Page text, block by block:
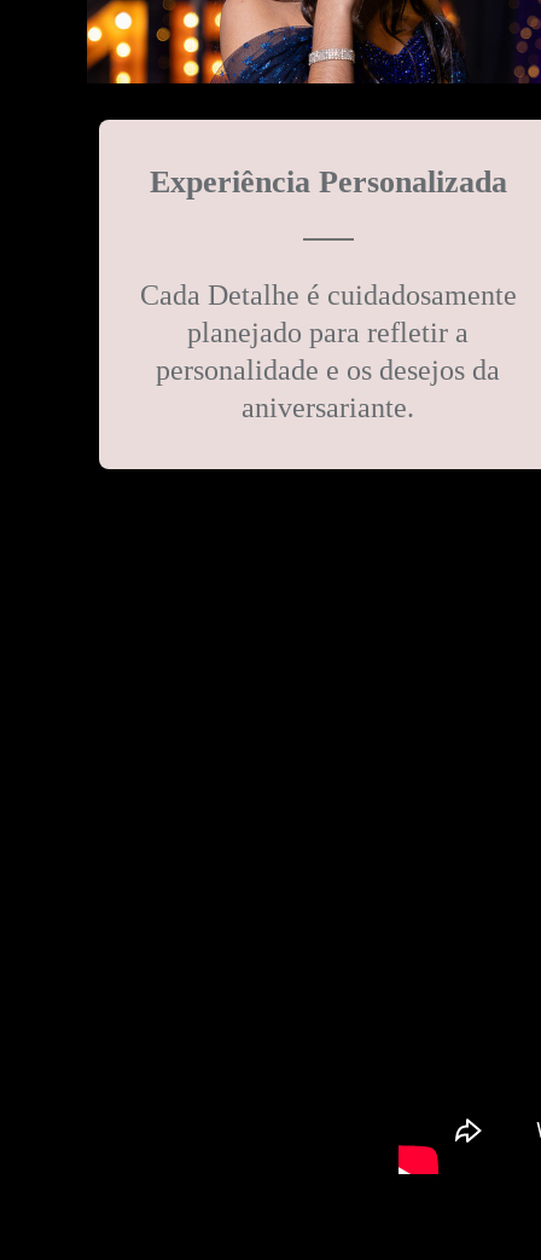
Experiência Personalizada
Cada Detalhe é cuidadosamente
planejado para refletir a
personalidade e os desejos da
aniversariante.